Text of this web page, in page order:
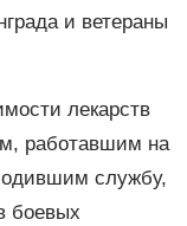
и ветераны
лекарств
работавшим на
службу,
боевых